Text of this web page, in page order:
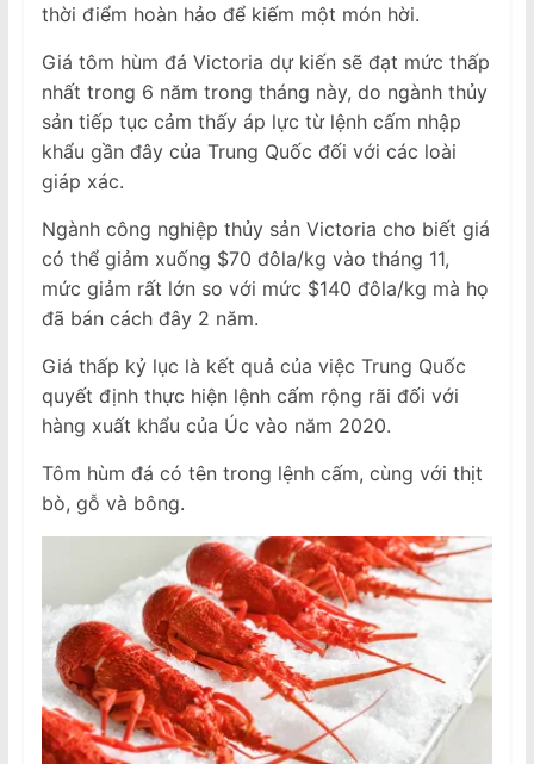
thời điểm hoàn hảo để kiếm một món hời.
Giá tôm hùm đá Victoria dự kiến ​​sẽ đạt mức thấp
nhất trong 6 năm trong tháng này, do ngành thủy
sản tiếp tục cảm thấy áp lực từ lệnh cấm nhập
khẩu gần đây của Trung Quốc đối với các loài
giáp xác.
Ngành công nghiệp thủy sản Victoria cho biết giá
có thể giảm xuống $70 đôla/kg vào tháng 11,
mức giảm rất lớn so với mức $140 đôla/kg mà họ
đã bán cách đây 2 năm.
Giá thấp kỷ lục là kết quả của việc Trung Quốc
quyết định thực hiện lệnh cấm rộng rãi đối với
hàng xuất khẩu của Úc vào năm 2020.
Tôm hùm đá có tên trong lệnh cấm, cùng với thịt
bò, gỗ và bông.